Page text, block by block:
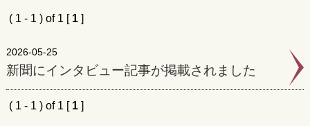
( 1 - 1 ) of 1 [ 1]
2026-05-25
新聞にインタビュー記事が掲載されました
( 1 - 1 ) of 1 [ 1]
企業情報
お問合せ